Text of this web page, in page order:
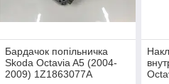
Бардачок попільничка
Skoda Octavia A5 (2004-
2009) 1Z1863077A